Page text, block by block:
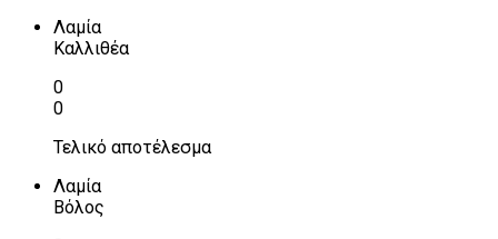
Λαμία
Καλλιθέα
0
0
Τελικό αποτέλεσμα
Λαμία
Βόλος